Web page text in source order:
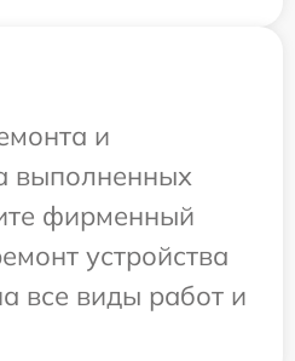
и
выполненных
фирменный
устройства
все виды работ и